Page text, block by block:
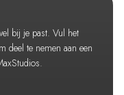
bij je past. Vul het
deel te nemen aan een